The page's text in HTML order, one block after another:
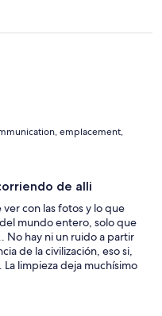
emplacement,
de alli
con las fotos y lo que
mundo entero, solo que
No hay ni un ruido a partir
de la civilización, eso si,
limpieza deja muchísimo
los mantelillos de
manchas de comida
lo que tocabas,